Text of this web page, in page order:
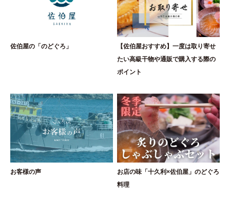
佐伯屋の「のどぐろ」
【佐伯屋おすすめ】一度は取り寄せ
たい高級干物や通販で購入する際の
ポイント
お客様の声
お店の味「十久利×佐伯屋」のどぐろ
料理